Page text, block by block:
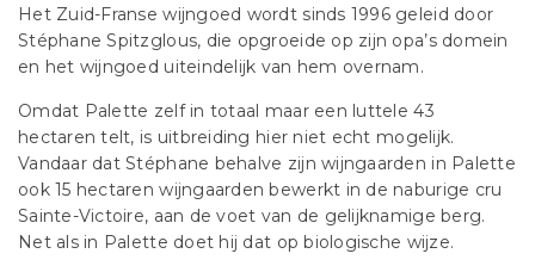
Het Zuid-Franse wijngoed wordt sinds 1996 geleid door
Stéphane Spitzglous, die opgroeide op zijn opa’s domein
en het wijngoed uiteindelijk van hem overnam.
Omdat Palette zelf in totaal maar een luttele 43
hectaren telt, is uitbreiding hier niet echt mogelijk.
Vandaar dat Stéphane behalve zijn wijngaarden in Palette
ook 15 hectaren wijngaarden bewerkt in de naburige cru
Sainte-Victoire, aan de voet van de gelijknamige berg.
Net als in Palette doet hij dat op biologische wijze.